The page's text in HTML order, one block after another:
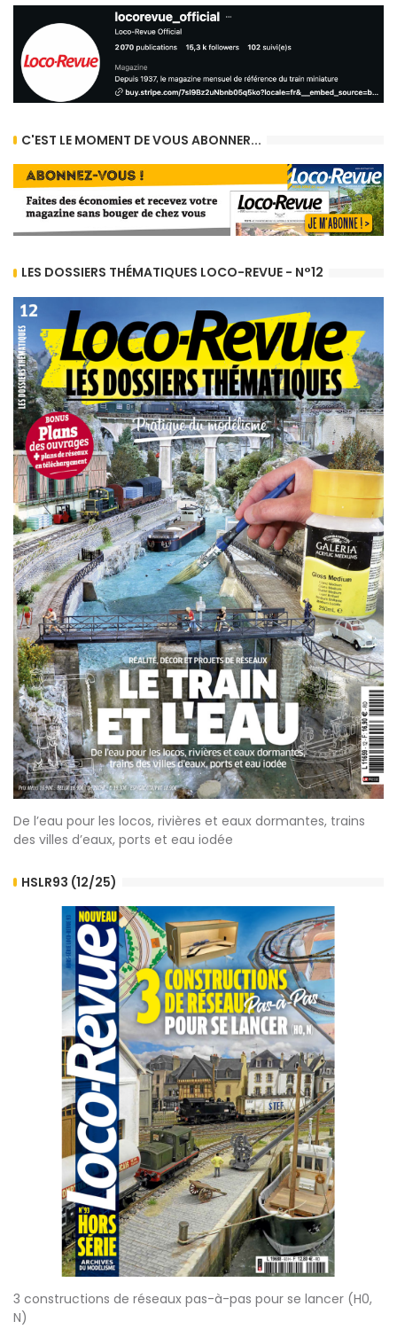
C'EST LE MOMENT DE VOUS ABONNER...
LES DOSSIERS THÉMATIQUES LOCO-REVUE - N°12
De l’eau pour les locos, rivières et eaux dormantes, trains
des villes d’eaux, ports et eau iodée
HSLR93 (12/25)
3 constructions de réseaux pas-à-pas pour se lancer (H0,
N)